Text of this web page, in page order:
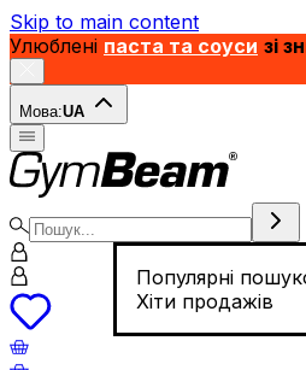
Skip to main content
Улюблені паста та соуси зі
Мова:UA
Популярні
Хіти продажів